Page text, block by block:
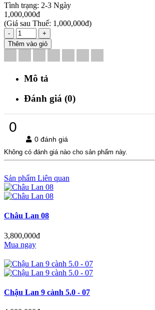
Tình trạng: 2-3 Ngày
1,000,000đ
(Giá sau Thuế: 1,000,000đ)
-
+
Thêm vào giỏ
Mô tả
Đánh giá (0)
0
0 đánh giá
Không có đánh giá nào cho sản phẩm này.
Sản phẩm Liên quan
Châu Lan 08
3,800,000đ
Mua ngay
Chậu Lan 9 cành 5.0 - 07